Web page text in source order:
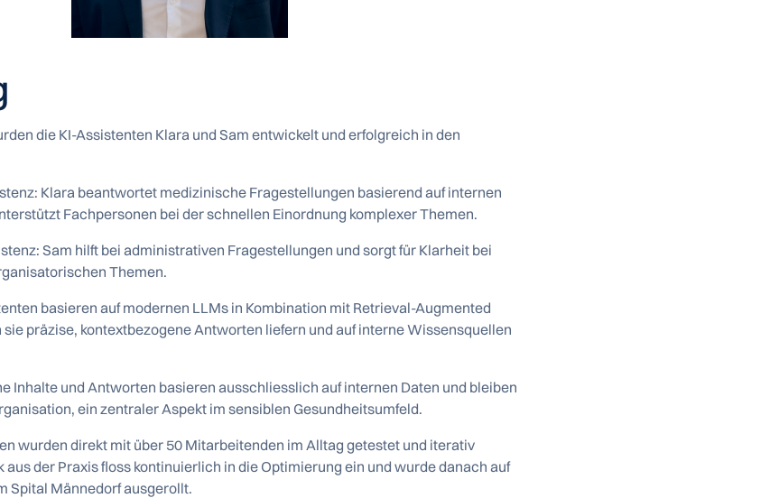
die KI-Assistenten Klara und Sam entwickelt und erfolgreich in den
Klara beantwortet medizinische Fragestellungen basierend auf internen
Fachpersonen bei der schnellen Einordnung komplexer Themen.
Sam hilft bei administrativen Fragestellungen und sorgt für Klarheit bei
Themen.
basieren auf modernen LLMs in Kombination mit Retrieval-Augmented
sie präzise, kontextbezogene Antworten liefern und auf interne Wissensquellen
Inhalte und Antworten basieren ausschliesslich auf internen Daten und bleiben
ein zentraler Aspekt im sensiblen Gesundheitsumfeld.
wurden direkt mit über 50 Mitarbeitenden im Alltag getestet und iterativ
der Praxis floss kontinuierlich in die Optimierung ein und wurde danach auf
Spital Männedorf ausgerollt.